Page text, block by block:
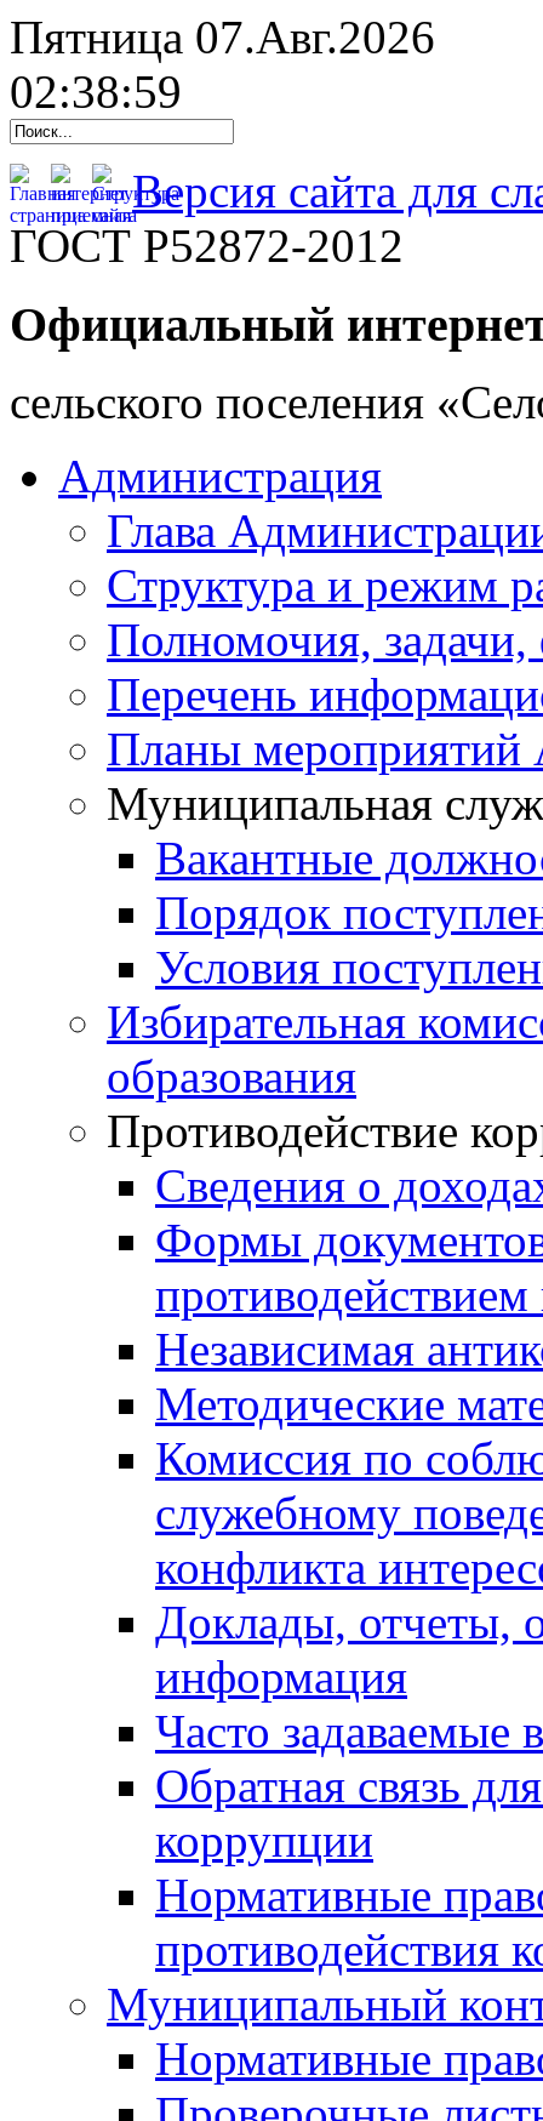
Пятница 07.Авг.2026
02:39:00
Версия сайта для
ГОСТ Р52872-2012
Официальный
cельского поселения
Администрация
Глава
Структура и режим
Полномочия,
Перечень
Планы мероприятий
Муниципальная
Вакантные
Порядок
Условия
Избирательная
образования
Противодействие
Сведения о
Формы
Независимая
Методические
Комиссия по
служебному
конфликта
Доклады, отчеты,
информация
Часто задаваемые
Обратная связь
коррупции
Нормативные
противодействия
Муниципальный
Нормативные